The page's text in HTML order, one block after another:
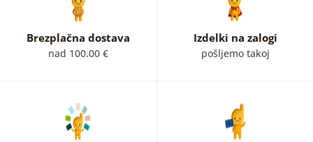
Brezplačna dostava
nad 100.00 €
Izdelki na zalogi
pošljemo takoj